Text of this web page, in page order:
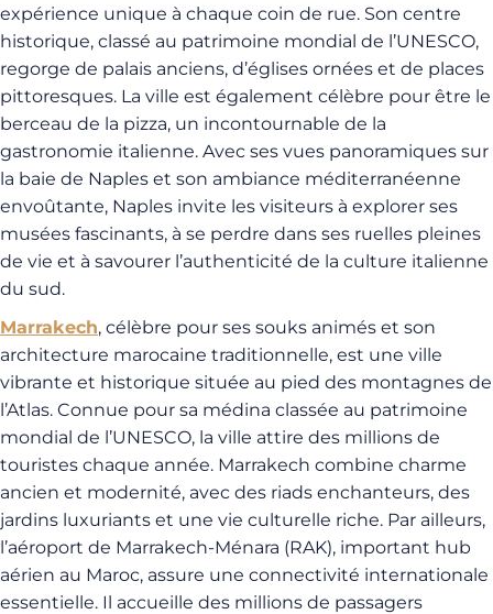
expérience unique à chaque coin de rue. Son centre
historique, classé au patrimoine mondial de l’UNESCO,
regorge de palais anciens, d’églises ornées et de places
pittoresques. La ville est également célèbre pour être le
berceau de la pizza, un incontournable de la
gastronomie italienne. Avec ses vues panoramiques sur
la baie de Naples et son ambiance méditerranéenne
envoûtante, Naples invite les visiteurs à explorer ses
musées fascinants, à se perdre dans ses ruelles pleines
de vie et à savourer l’authenticité de la culture italienne
du sud.
Marrakech, célèbre pour ses souks animés et son
architecture marocaine traditionnelle, est une ville
vibrante et historique située au pied des montagnes de
l’Atlas. Connue pour sa médina classée au patrimoine
mondial de l’UNESCO, la ville attire des millions de
touristes chaque année. Marrakech combine charme
ancien et modernité, avec des riads enchanteurs, des
jardins luxuriants et une vie culturelle riche. Par ailleurs,
l’aéroport de Marrakech-Ménara (RAK), important hub
aérien au Maroc, assure une connectivité internationale
essentielle. Il accueille des millions de passagers